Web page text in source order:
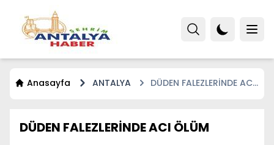
Anasayfa ANTALYA
DÜDEN FALEZLERİNDE ACI
DÜDEN FALEZLERİNDE ACI ÖLÜM